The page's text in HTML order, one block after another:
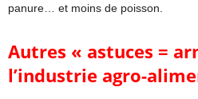
panure… et moins de poisson.
Autres « astuces =
l’industrie agro-